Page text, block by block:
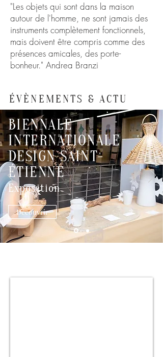
"Les objets qui sont dans la maison
autour de l'homme, ne sont jamais des
instruments complètement fonctionnels,
mais doivent être compris comme des
présences amicales, des porte-
bonheur." Andrea Branzi
ÉVÈNEMENTS & ACTU
BIENNALE
INTERNATIONALE
DESIGN SAINT-
ÉTIENNE
Exposition
Découvrir